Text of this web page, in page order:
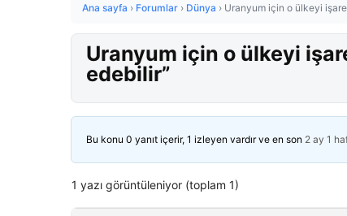
Ana sayfa › Forumlar › Dünya › Uranyum için o ülkeyi
Uranyum için o ülkeyi
edebilir”
Bu konu 0 yanıt içerir, 1 izleyen vardır ve en son 2 ay 1
1 yazı görüntüleniyor (toplam 1)